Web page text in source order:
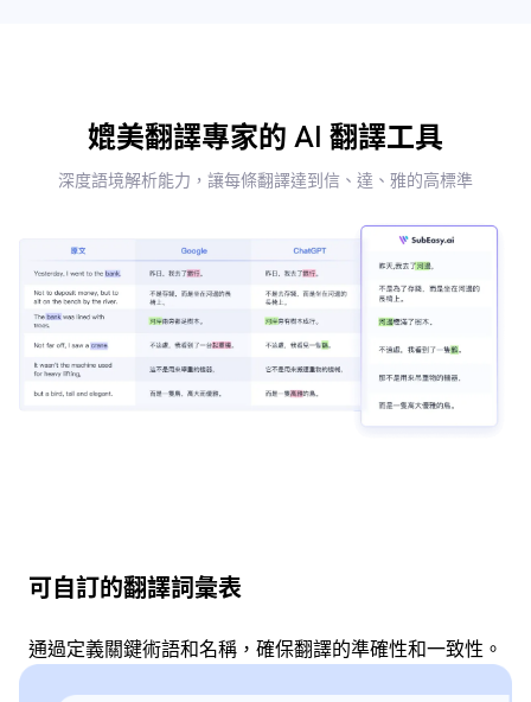
媲美翻譯專家的 AI 翻譯工具
深度語境解析能力，讓每條翻譯達到信、達、雅的高標準
可自訂的翻譯詞彙表
通過定義關鍵術語和名稱，確保翻譯的準確性和一致性。